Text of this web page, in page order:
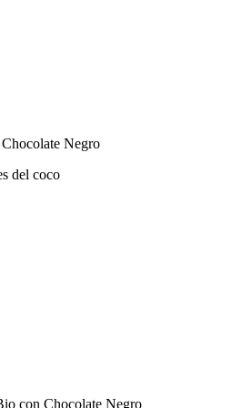
Negro
del coco
con Chocolate Negro